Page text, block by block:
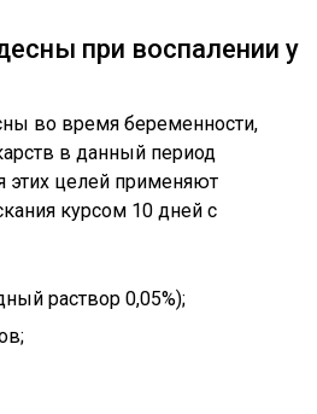
при воспалении у
во время беременности,
в данный период
этих целей применяют
курсом 10 дней с
раствор 0,05%);